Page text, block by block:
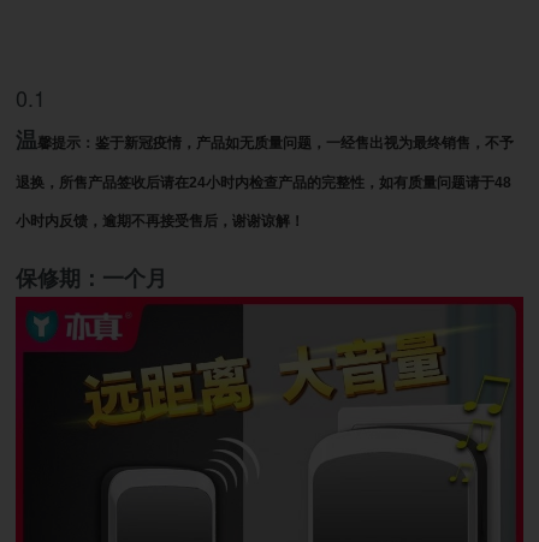
温馨提示：鉴于新冠疫情，产品如无质量问题，一经售出视为最终销售，不予
退换，所售产品签收后请在24小时内检查产品的完整性，如有质量问题请于48
小时内反馈，逾期不再接受售后，谢谢谅解！
保修期：一个月